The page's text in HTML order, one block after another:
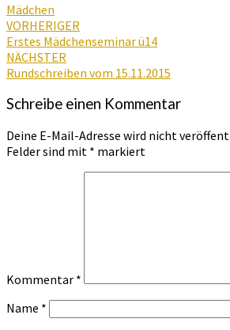
Mädchen
Beitragsnavigation
VORHERIGER
Erstes Mädchenseminar ü14
NÄCHSTER
Rundschreiben vom 15.11.2015
Schreibe einen Kommentar
Deine E-Mail-Adresse wird nicht
Felder sind mit * markiert
Kommentar *
Name *